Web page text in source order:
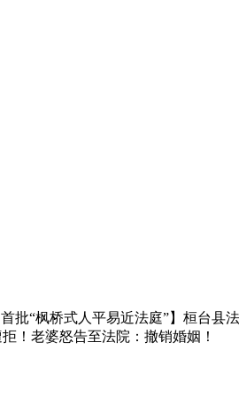
枫桥式人平易近法庭”】桓台县
！老婆怒告至法院：撤销婚姻！